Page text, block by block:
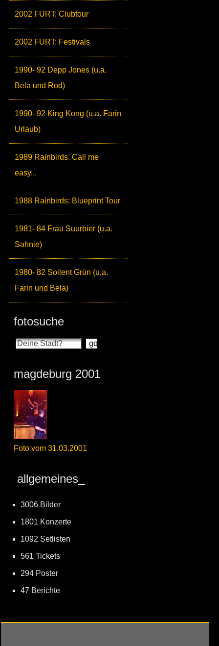
2002 FURT: Clubtour
2002 FURT: Festivals
1990- 92 Depp Jones (u.a.
Bela und Rod)
1990- 92 King Kong (u.a. Farin
Urlaub)
1989 Rainbirds: Call me
easy...
1988 Rainbirds: Blueprint Tour
1981- 84 Frau Suurbier (u.a.
Sahnie)
1980- 82 Soilent Grün (u.a.
Farin und Bela)
fotosuche
magdeburg 2001
Foto vom 31.03.2001
allgemeines_
3006 Bilder
1801 Konzerte
1092 Setlisten
561 Tickets
294 Poster
47 Berichte